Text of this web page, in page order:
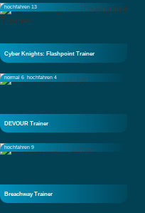
hochfahren 13
Cyber Knights: Flashpoint Trainer
normal 6 hochfahren 4
DEVOUR Trainer
hochfahren 9
Breachway Trainer